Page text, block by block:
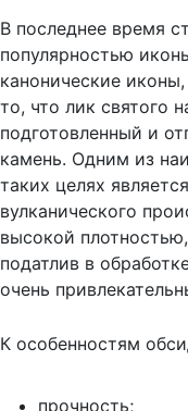
В последнее время
популярностью
канонические
то, что лик святого
подготовленный и
камень. Одним из
таких целях
вулканического
высокой
податлив в
очень
К особенностям
прочность;